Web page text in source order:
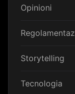
Opinioni
Storytelling
Tecnologia